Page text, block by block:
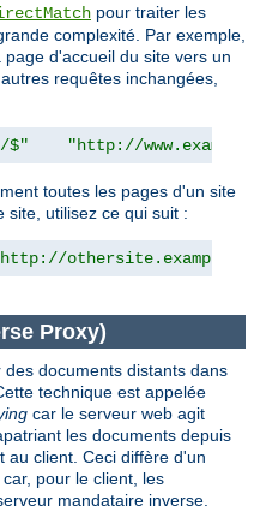
pour traiter les
complexité. Par exemple,
d'accueil du site vers un
requêtes inchangées,
$" "http://
toutes les pages d'un site
site, utilisez ce qui suit :
Proxy)
documents distants dans
technique est appelée
car le serveur web agit
les documents depuis
au client. Ceci diffère d'un
pour le client, les
mandataire inverse.